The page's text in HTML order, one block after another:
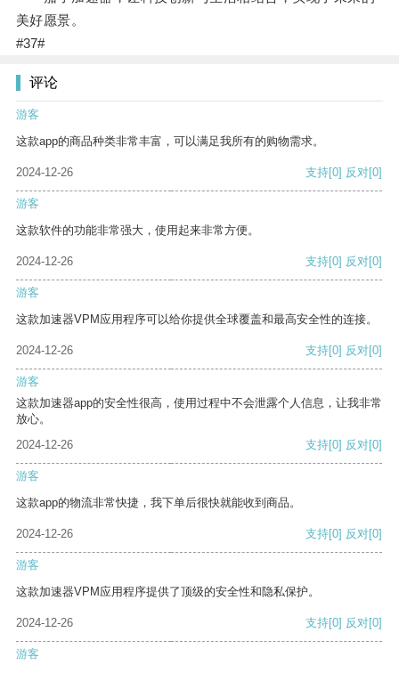
美好愿景。
#37#
评论
游客
这款app的商品种类非常丰富，可以满足我所有的购物需求。
2024-12-26 支持[0] 反对[0]
游客
这款软件的功能非常强大，使用起来非常方便。
2024-12-26 支持[0] 反对[0]
游客
这款加速器VPM应用程序可以给你提供全球覆盖和最高安全性的连接。
2024-12-26 支持[0] 反对[0]
游客
这款加速器app的安全性很高，使用过程中不会泄露个人信息，让我非常
放心。
2024-12-26
支持[0] 反对[0]
游客
这款app的物流非常快捷，我下单后很快就能收到商品。
2024-12-26 支持[0] 反对[0]
游客
这款加速器VPM应用程序提供了顶级的安全性和隐私保护。
2024-12-26 支持[0] 反对[0]
游客